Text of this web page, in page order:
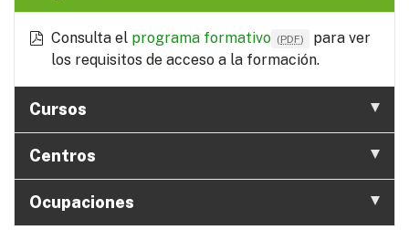
Consulta el programa formativo (PDF)
para ver
los requisitos de acceso a la formación.
Cursos
Centros
Ocupaciones